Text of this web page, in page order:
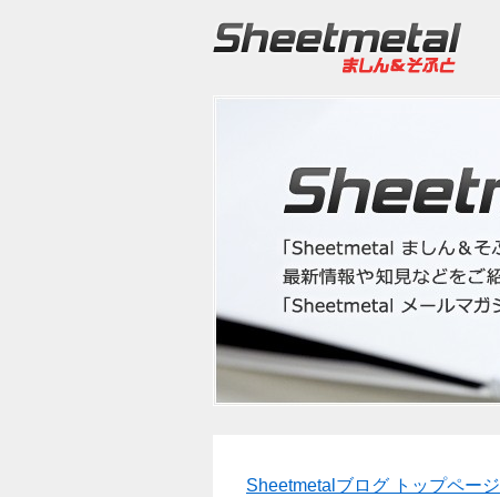
Sheetmetalブログ トップページ